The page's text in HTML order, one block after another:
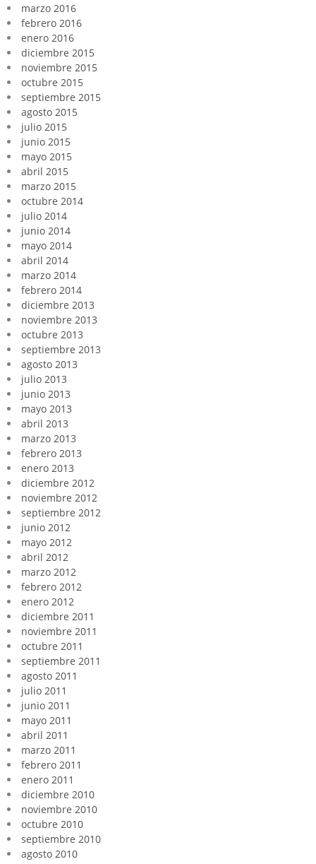
marzo 2016
febrero 2016
enero 2016
diciembre 2015
noviembre 2015
octubre 2015
septiembre 2015
agosto 2015
julio 2015
junio 2015
mayo 2015
abril 2015
marzo 2015
octubre 2014
julio 2014
junio 2014
mayo 2014
abril 2014
marzo 2014
febrero 2014
diciembre 2013
noviembre 2013
octubre 2013
septiembre 2013
agosto 2013
julio 2013
junio 2013
mayo 2013
abril 2013
marzo 2013
febrero 2013
enero 2013
diciembre 2012
noviembre 2012
septiembre 2012
junio 2012
mayo 2012
abril 2012
marzo 2012
febrero 2012
enero 2012
diciembre 2011
noviembre 2011
octubre 2011
septiembre 2011
agosto 2011
julio 2011
junio 2011
mayo 2011
abril 2011
marzo 2011
febrero 2011
enero 2011
diciembre 2010
noviembre 2010
octubre 2010
septiembre 2010
agosto 2010